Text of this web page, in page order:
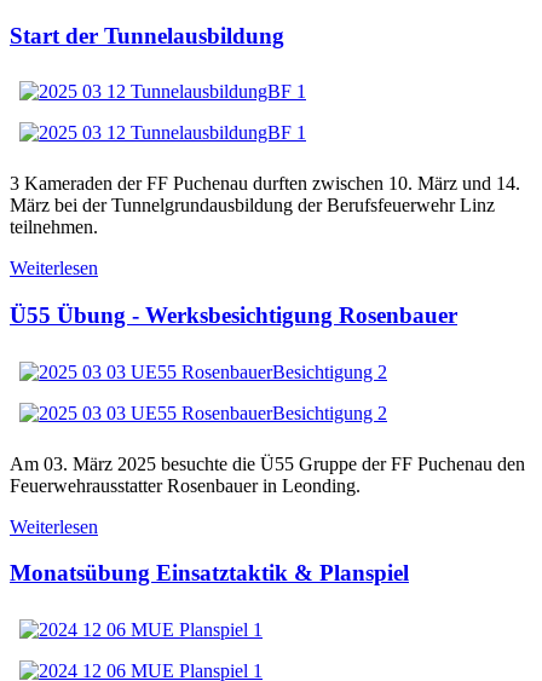
Start der Tunnelausbildung
3 Kameraden der FF Puchenau durften zwischen 10. März und 14.
März bei der Tunnelgrundausbildung der Berufsfeuerwehr Linz
teilnehmen.
Weiterlesen
Ü55 Übung - Werksbesichtigung Rosenbauer
Am 03. März 2025 besuchte die Ü55 Gruppe der FF Puchenau den
Feuerwehrausstatter Rosenbauer in Leonding.
Weiterlesen
Monatsübung Einsatztaktik & Planspiel